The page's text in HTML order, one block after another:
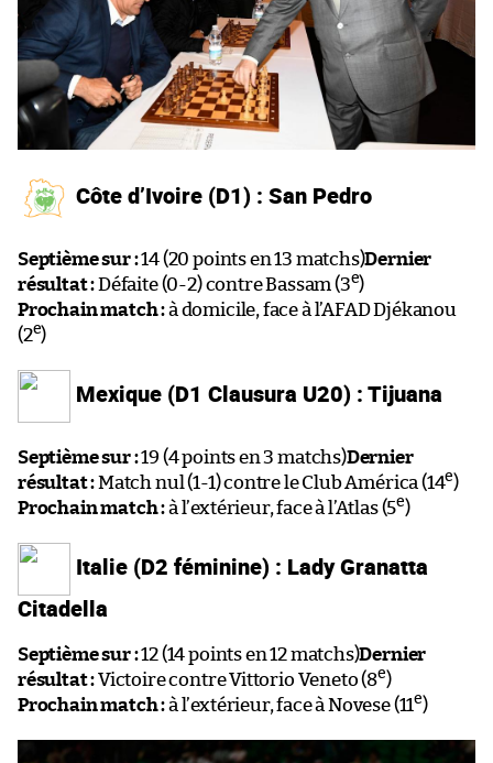
Côte d’Ivoire (D1) : San Pedro
Septième sur :14 (20 points en 13 matchs)Dernier
résultat :Défaite (0-2) contre Bassam (3e)
Prochain match :à domicile, face à l’AFAD Djékanou
(2e)
Mexique (D1 Clausura U20) : Tijuana
Septième sur :19 (4 points en 3 matchs)Dernier
résultat :Match nul (1-1) contre le Club América (14e)
Prochain match :à l’extérieur, face à l’Atlas (5e)
Italie (D2 féminine) : Lady Granatta
Citadella
Septième sur :12 (14 points en 12 matchs)Dernier
résultat :Victoire contre Vittorio Veneto (8e)
Prochain match :à l’extérieur, face à Novese (11e)